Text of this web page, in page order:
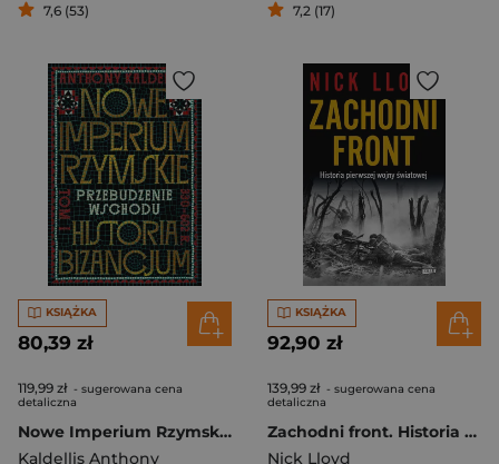
7,6 (53) 7,2 (17)
KSIĄŻKA
80,39 zł
119,99 zł - sugerowana cena
detaliczna
Nowe Imperium Rzymskie. Przebudzenie Wschodu. Historia Bizancjum. Tom I
Kaldellis Anthony
KSIĄŻKA
92,90 zł
139,99 zł - sugerowana cena
detaliczna
Zachodni front. Historia pierwszej wojny światowej
Nick Lloyd